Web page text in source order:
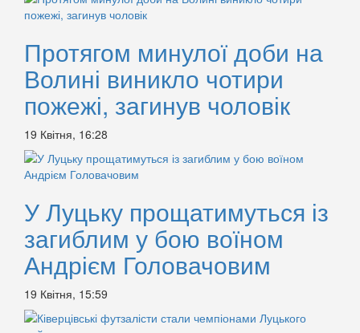
Протягом минулої доби на
Волині виникло чотири
пожежі, загинув чоловік
19 Квітня, 16:28
У Луцьку прощатимуться із
загиблим у бою воїном
Андрієм Головачовим
19 Квітня, 15:59